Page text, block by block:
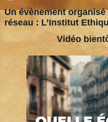
Un évènement
réseau : L’Institut
Vidéo